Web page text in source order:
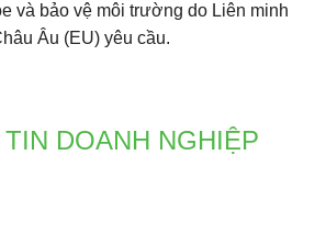
và bảo vệ môi trường do Liên minh
Âu (EU) yêu cầu.
DOANH NGHIỆP